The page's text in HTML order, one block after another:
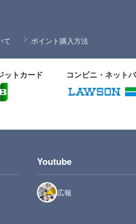
て ポイント購入方法
ットカード コンビニ・ネット
Youtube
広報